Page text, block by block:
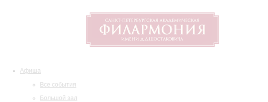
Афиша
Все события
Большой зал